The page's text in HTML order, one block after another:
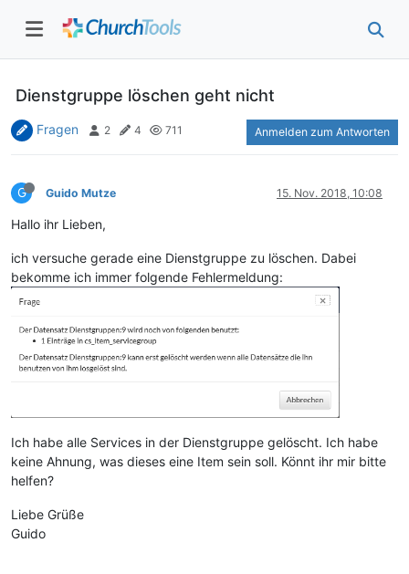
Dienstgruppe löschen geht nicht
Fragen 2 4 711 Anmelden zum Antworten
G Guido Mutze 15. Nov. 2018, 10:08
Hallo ihr Lieben,
ich versuche gerade eine Dienstgruppe zu löschen. Dabei
bekomme ich immer folgende Fehlermeldung:
Ich habe alle Services in der Dienstgruppe gelöscht. Ich habe
keine Ahnung, was dieses eine Item sein soll. Könnt ihr mir bitte
helfen?
Liebe Grüße
Guido